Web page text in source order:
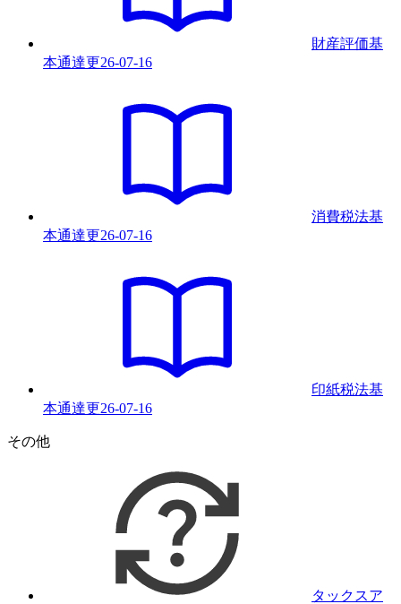
財産評価基
本通達更26-07-16
消費税法基
本通達更26-07-16
印紙税法基
本通達更26-07-16
その他
タックスア